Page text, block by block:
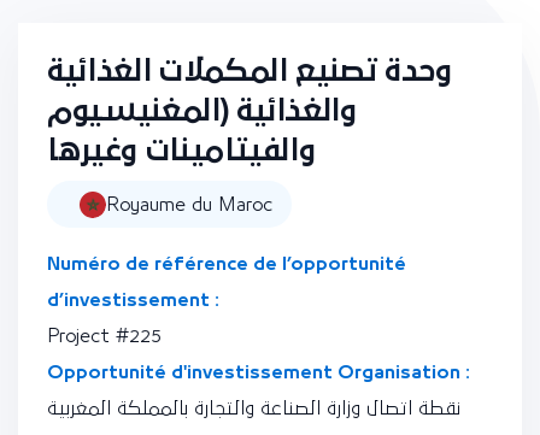
وحدة تصنيع المكملات الغذائية
والغذائية (المغنيسيوم
والفيتامينات وغيرها
Royaume du Maroc
Numéro de référence de l’opportunité
d’investissement :
Project #225
Opportunité d'investissement Organisation :
نقطة اتصال وزارة الصناعة والتجارة بالمملكة المغربية